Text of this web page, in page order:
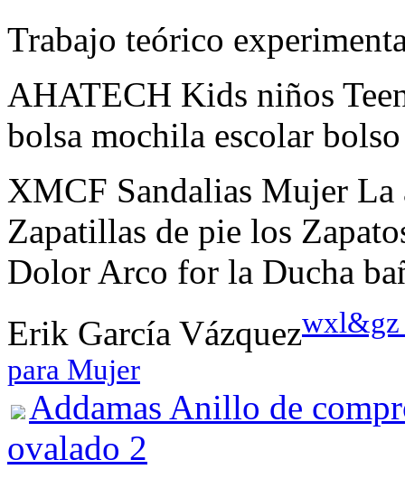
Trabajo teórico
AHATECH Kids niños
bolsa mochila escolar
XMCF Sandalias Mujer La
Zapatillas de pie los
Dolor Arco for la Ducha
Erik García Vázquezwxl&gz
para Mujer
Addamas Anillo de
ovalado 2